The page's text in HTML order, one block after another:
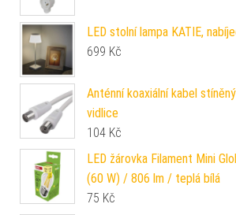
LED stolní lampa KATIE,
699 Kč
Anténní koaxiální kabel
vidlice
104 Kč
LED žárovka Filament Mini
(60 W) / 806 lm / teplá bílá
75 Kč